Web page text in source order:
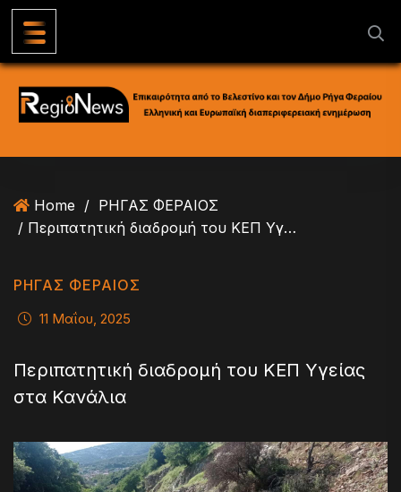
Home / ΡΗΓΑΣ ΦΕΡΑΙΟΣ
/ Περιπατητική διαδρομή του ΚΕΠ Υγείας στα Κανάλια
ΡΗΓΑΣ ΦΕΡΑΙΟΣ
11 Μαΐου, 2025
Περιπατητική διαδρομή του ΚΕΠ Υγείας
στα Κανάλια